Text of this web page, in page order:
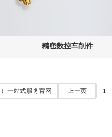
精密数控车削件
一站式服务官网 上一页 1